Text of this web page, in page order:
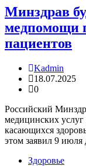
Минздрав
медпомощи
пациентов
Kadmin
18.07.2025
0
Российский
медицинских
касающихся
этом заявил 9
Здоровье